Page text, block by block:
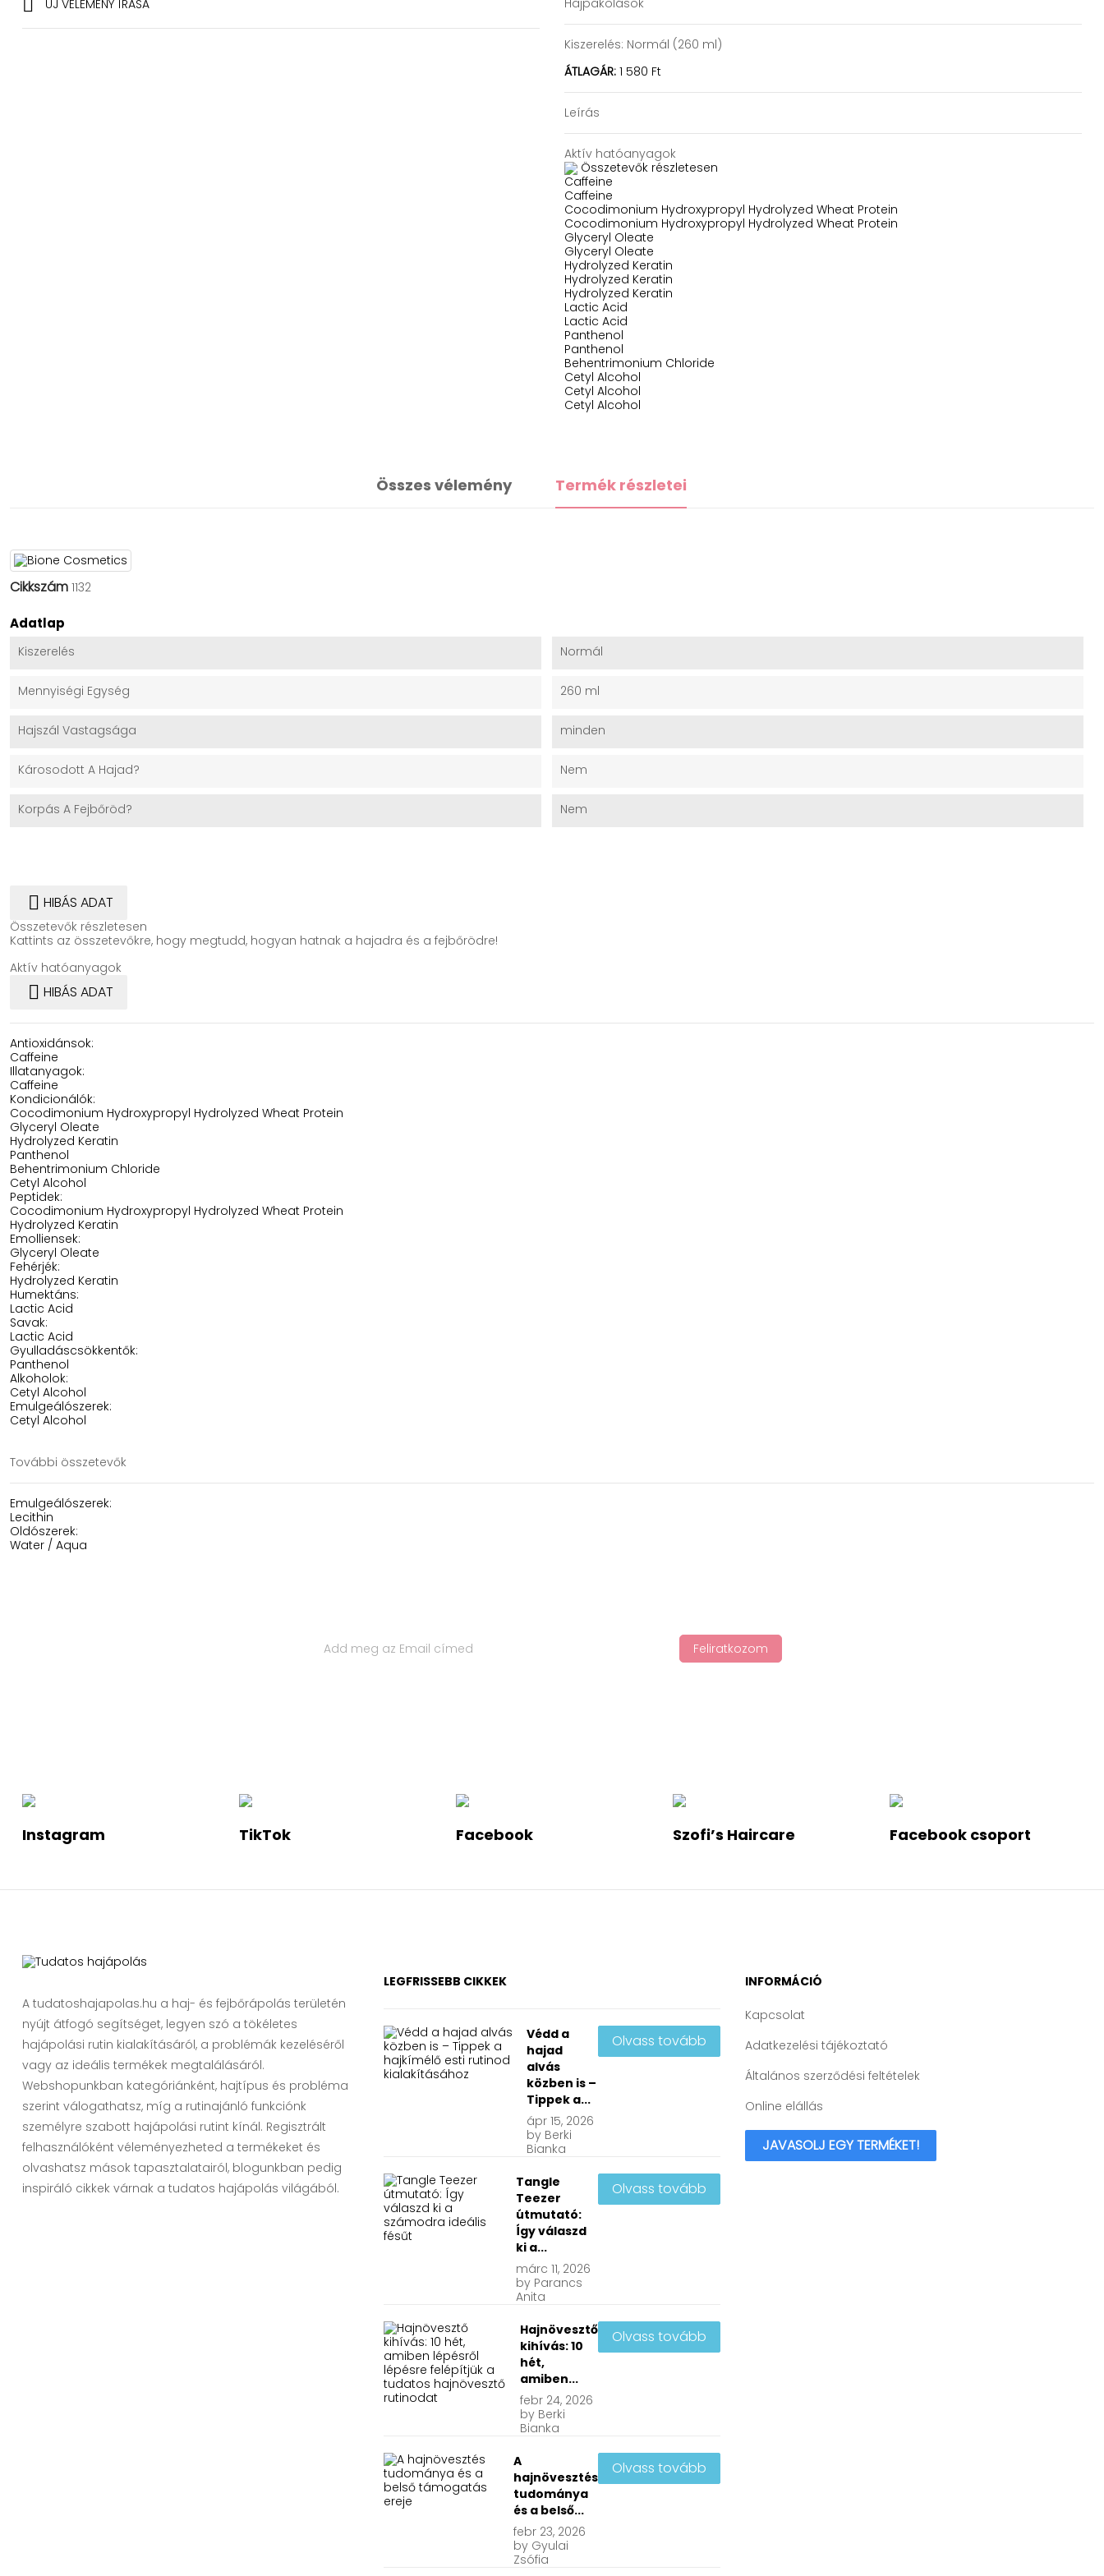
 ÚJ VÉLEMÉNY ÍRÁSA Hajpakolások
Kiszerelés: Normál (260 ml)
ÁTLAGÁR: 1 580 Ft
Leírás
Aktív hatóanyagok
Összetevők részletesen
Caffeine
Caffeine
Cocodimonium Hydroxypropyl Hydrolyzed Wheat Protein
Cocodimonium Hydroxypropyl Hydrolyzed Wheat Protein
Glyceryl Oleate
Glyceryl Oleate
Hydrolyzed Keratin
Hydrolyzed Keratin
Hydrolyzed Keratin
Lactic Acid
Lactic Acid
Panthenol
Panthenol
Behentrimonium Chloride
Cetyl Alcohol
Cetyl Alcohol
Cetyl Alcohol
Összes vélemény Termék részletei
Cikkszám 1132
Adatlap
Kiszerelés Normál
Mennyiségi Egység 260 ml
Hajszál Vastagsága minden
Károsodott A Hajad? Nem
Korpás A Fejbőröd? Nem
 HIBÁS ADAT
Összetevők részletesen
Kattints az összetevőkre, hogy megtudd, hogyan hatnak a hajadra és a fejbőrödre!
Aktív hatóanyagok
 HIBÁS ADAT
Antioxidánsok:
Caffeine
Illatanyagok:
Caffeine
Kondicionálók:
Cocodimonium Hydroxypropyl Hydrolyzed Wheat Protein
Glyceryl Oleate
Hydrolyzed Keratin
Panthenol
Behentrimonium Chloride
Cetyl Alcohol
Peptidek:
Cocodimonium Hydroxypropyl Hydrolyzed Wheat Protein
Hydrolyzed Keratin
Emolliensek:
Glyceryl Oleate
Fehérjék:
Hydrolyzed Keratin
Humektáns:
Lactic Acid
Savak:
Lactic Acid
Gyulladáscsökkentők:
Panthenol
Alkoholok:
Cetyl Alcohol
Emulgeálószerek:
Cetyl Alcohol
További összetevők
Emulgeálószerek:
Lecithin
Oldószerek:
Water / Aqua
Feliratkozom
Instagram TikTok Facebook Szofi’s Haircare Facebook csoport
A tudatoshajapolas.hu a haj- és fejbőrápolás területén
nyújt átfogó segítséget, legyen szó a tökéletes
hajápolási rutin kialakításáról, a problémák kezeléséről
vagy az ideális termékek megtalálásáról.
Webshopunkban kategóriánként, hajtípus és probléma
szerint válogathatsz, míg a rutinajánló funkciónk
személyre szabott hajápolási rutint kínál. Regisztrált
felhasználóként véleményezheted a termékeket és
olvashatsz mások tapasztalatairól, blogunkban pedig
inspiráló cikkek várnak a tudatos hajápolás világából.
LEGFRISSEBB CIKKEK
Védd a
hajad
alvás
közben is –
Tippek a...
ápr15, 2026
by Berki
Bianka
Olvass tovább
Tangle
Teezer
útmutató:
Így válaszd
ki a...
márc 11, 2026
byParancs
Anita
Olvass tovább
Hajnövesztő
kihívás: 10
hét,
amiben...
febr 24, 2026
byBerki
Bianka
Olvass tovább
A
hajnövesztés
tudománya
és a belső...
febr 23, 2026
byGyulai
Zsófia
Olvass tovább
INFORMÁCIÓ
Kapcsolat
Adatkezelési tájékoztató
Általános szerződési feltételek
Online elállás
JAVASOLJ EGY TERMÉKET!